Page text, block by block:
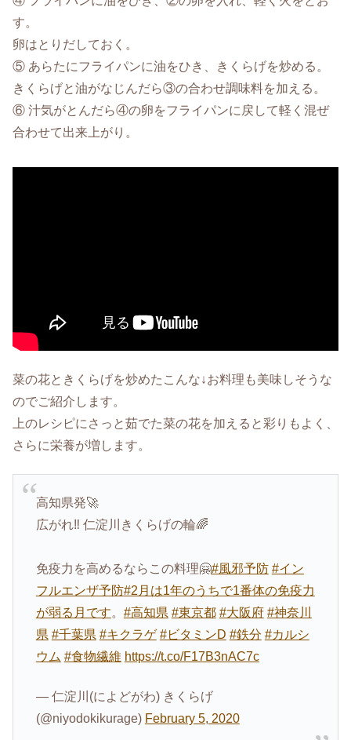
す。
卵はとりだしておく。
⑤ あらたにフライパンに油をひき、きくらげを炒める。
きくらげと油がなじんだら③の合わせ調味料を加える。
⑥ 汁気がとんだら④の卵をフライパンに戻して軽く混ぜ
合わせて出来上がり。
菜の花ときくらげを炒めたこんな↓お料理も美味しそうな
のでご紹介します。
上のレシピにさっと茹でた菜の花を加えると彩りもよく、
さらに栄養が増します。
高知県発🚀
広がれ‼︎ 仁淀川きくらげの輪🌈
免疫力を高めるならこの料理🤗#風邪予防 #イン
フルエンザ予防#2月は1年のうちで1番体の免疫力
が弱る月です。 #高知県 #東京都 #大阪府 #神奈川
県 #千葉県 #キクラゲ #ビタミンD #鉄分 #カルシ
ウム #食物繊維 https://t.co/F17B3nAC7c
— 仁淀川(によどがわ) きくらげ
(@niyodokikurage) February 5, 2020